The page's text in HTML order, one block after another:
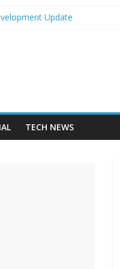
Update
TECH NEWS